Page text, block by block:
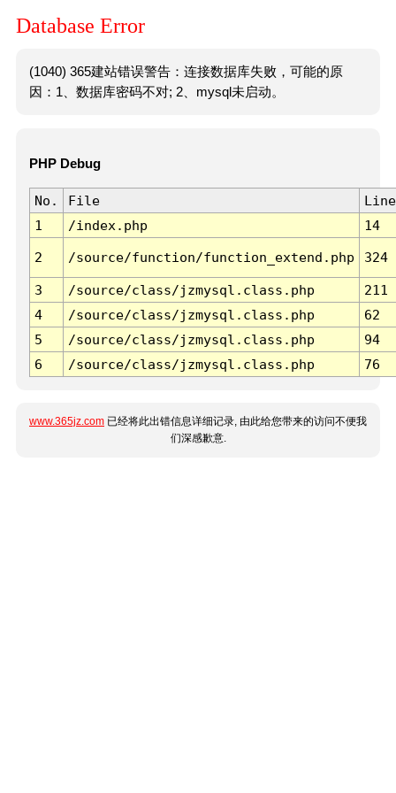
Database Error
(1040) 365建站错误警告：连接数据库失败，可能的原
因：1、数据库密码不对; 2、mysql未启动。
PHP Debug
No. File
Line
1
/index.php 14
2 /source/function/function_extend.php 324
3 /source/class/jzmysql.class.php
211
4
/source/class/jzmysql.class.php
62
5
/source/class/jzmysql.class.php
94
6
/source/class/jzmysql.class.php 76
www.365jz.com 已经将此出错信息详细记录, 由此给您带来的访问不便我
们深感歉意.